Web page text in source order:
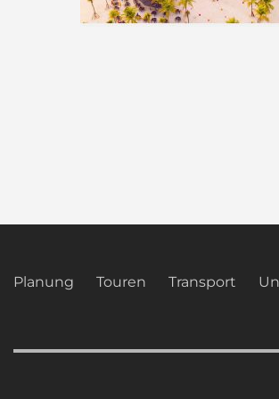
Planung Touren Transport